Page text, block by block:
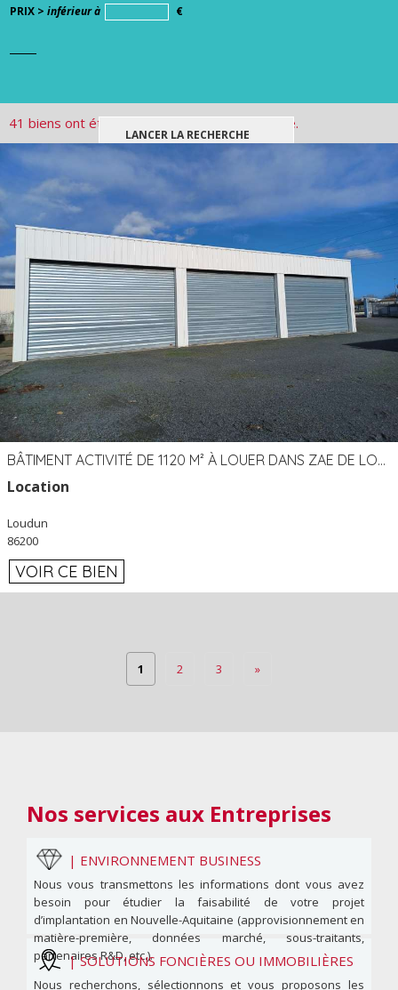
PRIX > inférieur à €
41 biens ont été trouvés pour votre recherche.
BÂTIMENT ACTIVITÉ DE 1120 M² À LOUER DANS ZAE DE LOUDUN (86)
Location
Loudun
86200
VOIR CE BIEN
1 2 3 »
Nos services aux Entreprises
| ENVIRONNEMENT BUSINESS
Nous vous transmettons les informations dont vous avez
besoin pour étudier la faisabilité de votre projet
d’implantation en Nouvelle-Aquitaine (approvisionnement en
matière-première, données marché, sous-traitants,
partenaires R&D, etc.).
|SOLUTIONS FONCIÈRES OU IMMOBILIÈRES
Nous recherchons, sélectionnons et vous proposons les